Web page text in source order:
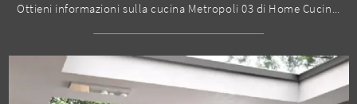
Ottieni informazioni sulla cucina Metropoli 03 di Home Cucine: questa soluzione in legno sarà l'acquisto ideale per te!